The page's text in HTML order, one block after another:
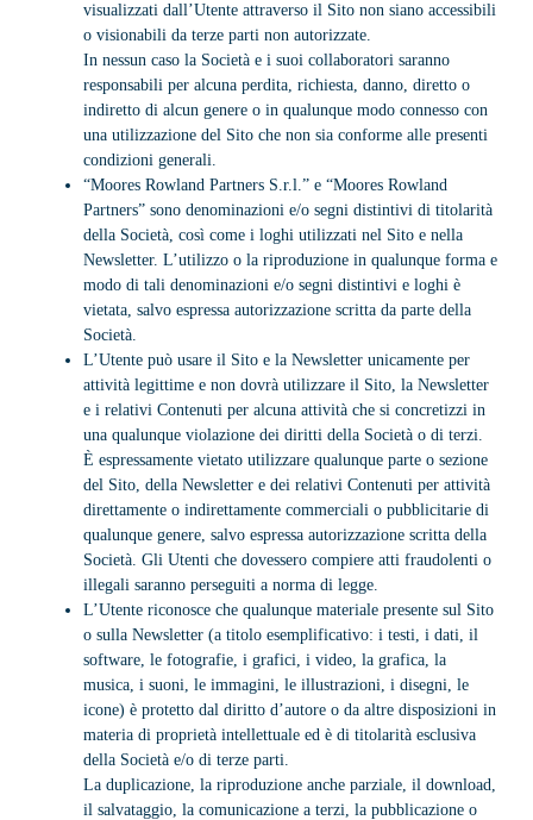
visualizzati dall’Utente attraverso il Sito non siano accessibili
o visionabili da terze parti non autorizzate.
In nessun caso la Società e i suoi collaboratori saranno
responsabili per alcuna perdita, richiesta, danno, diretto o
indiretto di alcun genere o in qualunque modo connesso con
una utilizzazione del Sito che non sia conforme alle presenti
condizioni generali.
“Moores Rowland Partners S.r.l.” e “Moores Rowland
Partners” sono denominazioni e/o segni distintivi di titolarità
della Società, così come i loghi utilizzati nel Sito e nella
Newsletter. L’utilizzo o la riproduzione in qualunque forma e
modo di tali denominazioni e/o segni distintivi e loghi è
vietata, salvo espressa autorizzazione scritta da parte della
Società.
L’Utente può usare il Sito e la Newsletter unicamente per
attività legittime e non dovrà utilizzare il Sito, la Newsletter
e i relativi Contenuti per alcuna attività che si concretizzi in
una qualunque violazione dei diritti della Società o di terzi.
È espressamente vietato utilizzare qualunque parte o sezione
del Sito, della Newsletter e dei relativi Contenuti per attività
direttamente o indirettamente commerciali o pubblicitarie di
qualunque genere, salvo espressa autorizzazione scritta della
Società. Gli Utenti che dovessero compiere atti fraudolenti o
illegali saranno perseguiti a norma di legge.
L’Utente riconosce che qualunque materiale presente sul Sito
o sulla Newsletter (a titolo esemplificativo: i testi, i dati, il
software, le fotografie, i grafici, i video, la grafica, la
musica, i suoni, le immagini, le illustrazioni, i disegni, le
icone) è protetto dal diritto d’autore o da altre disposizioni in
materia di proprietà intellettuale ed è di titolarità esclusiva
della Società e/o di terze parti.
La duplicazione, la riproduzione anche parziale, il download,
il salvataggio, la comunicazione a terzi, la pubblicazione o